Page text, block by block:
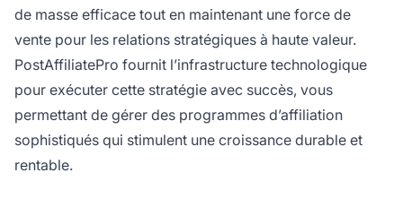
de masse efficace tout en maintenant une force de
vente pour les relations stratégiques à haute valeur.
PostAffiliatePro fournit l’infrastructure technologique
pour exécuter cette stratégie avec succès, vous
permettant de gérer des programmes d’affiliation
sophistiqués qui stimulent une croissance durable et
rentable.